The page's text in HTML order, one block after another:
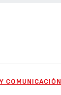
COMUNICACIÓN